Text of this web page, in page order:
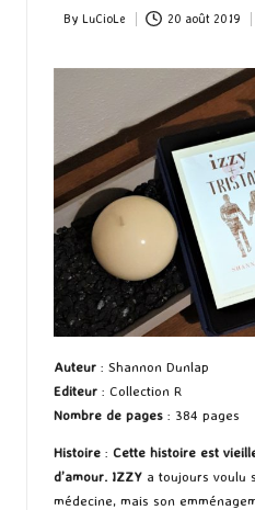
Posted
By LuCioLe 20 août 2019
Auteur : Shannon Dunlap
Editeur : Collection R
Nombre de pages : 384 pages
Histoire : Cette histoire est
d’amour. IZZY a toujours voulu
médecine‚ mais son